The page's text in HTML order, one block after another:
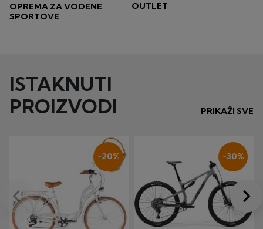
OPREMA ZA VODENE
SPORTOVE
OUTLET
ISTAKNUTI
PROIZVODI
PRIKAŽI SVE
−20% −30%
Prije
keyboard_arrow_left keyboard_arrow_right